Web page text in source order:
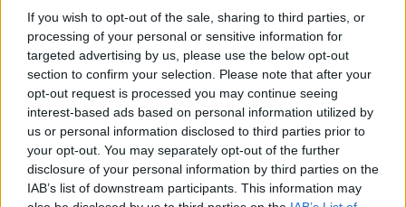
If you wish to opt-out of the sale, sharing to third parties, or
processing of your personal or sensitive information for
targeted advertising by us, please use the below opt-out
section to confirm your selection. Please note that after your
opt-out request is processed you may continue seeing
interest-based ads based on personal information utilized by
us or personal information disclosed to third parties prior to
your opt-out. You may separately opt-out of the further
disclosure of your personal information by third parties on the
IAB’s list of downstream participants. This information may
Στην Senior οι πρώτες θέσεις άλλαξαν πολλές
φορές χέρια, όμως την νίκη κατέκτησε ο Ζαν-Πωλ
Καρράς (Άρτεμις), ο οποίος είχε τον καλύτερο
χρόνο στις χρονομετρημένες δοκιμές και κέρδισε
τον Προκριματικό και τον Ημιτελικό αγώνα. Στο
δεύτερο σκαλί του βάθρου ανέβηκε ο Ανδρέας
Δεβετζόγλου (ΕΛ.Λ.Α.Δ.Α.) που ήταν τρίτος στον
Προκριματικό και το βάθρο συμπλήρωσε ο